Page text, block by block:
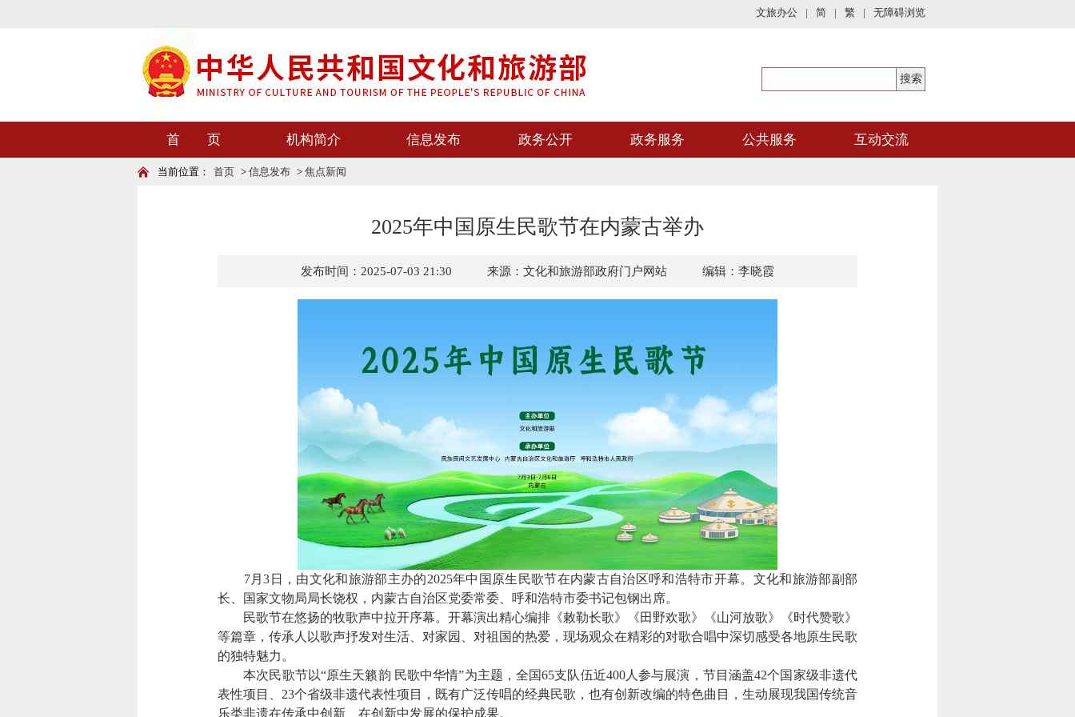
文旅办公 | 简 | 繁 | 无障碍浏览
首 页 机构简介 信息发布 政务公开 政务服务 公共服务 互动交流
当前位置： 首页 > 信息发布 > 焦点新闻
2025年中国原生民歌节在内蒙古举办
发布时间：2025-07-03 21:30 来源：文化和旅游部政府门户网站 编辑：李晓霞
7月3日，由文化和旅游部主办的2025年中国原生民歌节在内蒙古自治区呼和浩特市开幕。文化和旅游部副部
长、国家文物局局长饶权，内蒙古自治区党委常委、呼和浩特市委书记包钢出席。
民歌节在悠扬的牧歌声中拉开序幕。开幕演出精心编排《敕勒长歌》《田野欢歌》《山河放歌》《时代赞歌》
等篇章，传承人以歌声抒发对生活、对家园、对祖国的热爱，现场观众在精彩的对歌合唱中深切感受各地原生民歌
的独特魅力。
本次民歌节以“原生天籁韵 民歌中华情”为主题，全国65支队伍近400人参与展演，节目涵盖42个国家级非遗代
表性项目、23个省级非遗代表性项目，既有广泛传唱的经典民歌，也有创新改编的特色曲目，生动展现我国传统音
乐类非遗在传承中创新、在创新中发展的保护成果。